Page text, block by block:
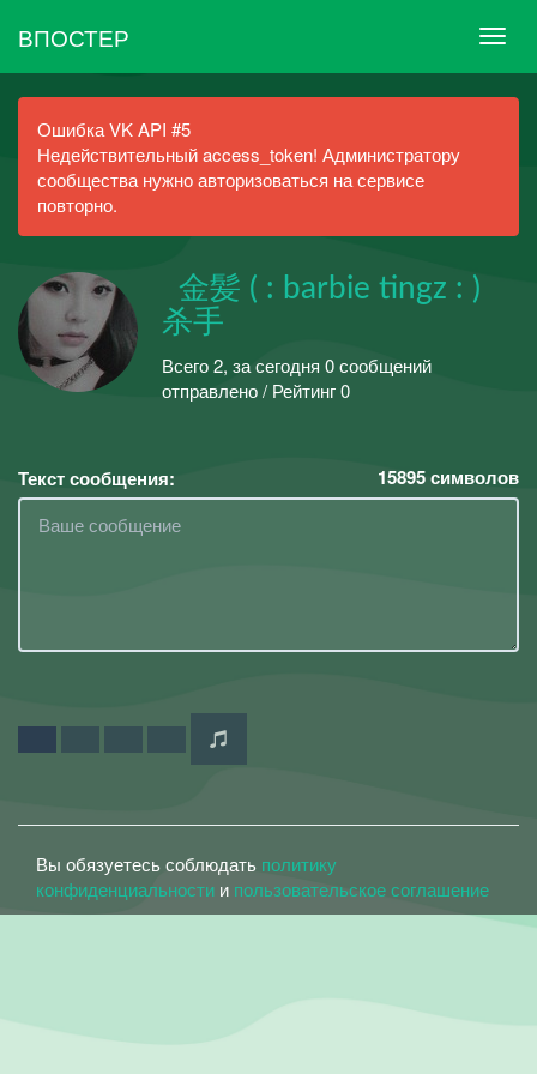
ВПОСТЕР
Ошибка VK API #5
Недействительный access_token! Администратору
сообщества нужно авторизоваться на сервисе
повторно.
ㅤㅤ ㅤㅤㅤㅤ ㅤ金髪 ( : barbie tingz : )
杀手
Всего 2, за сегодня 0 сообщений
отправлено / Рейтинг 0
Текст сообщения: 15895символов
Вы обязуетесь соблюдать политику
конфиденциальности и пользовательское соглашение